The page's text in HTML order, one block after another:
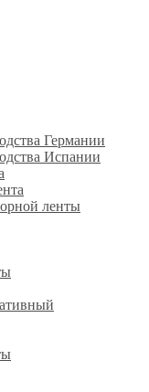
Германии
Испании
ленты